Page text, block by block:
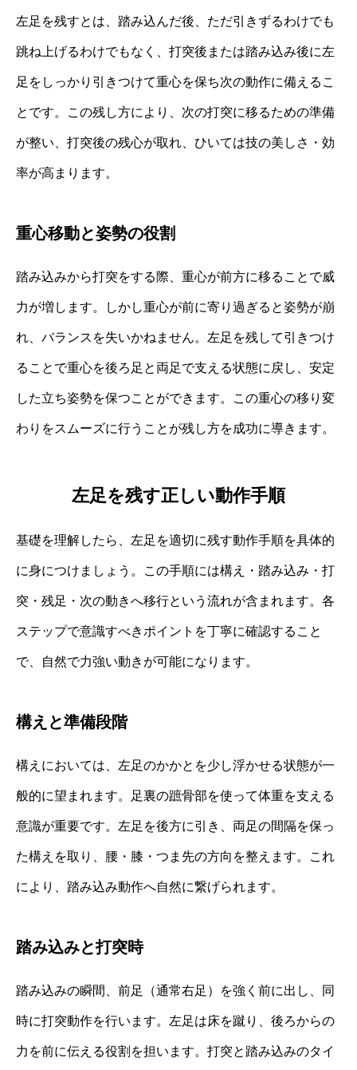
左足を残すとは、踏み込んだ後、ただ引きずるわけでも
跳ね上げるわけでもなく、打突後または踏み込み後に左
足をしっかり引きつけて重心を保ち次の動作に備えるこ
とです。この残し方により、次の打突に移るための準備
が整い、打突後の残心が取れ、ひいては技の美しさ・効
率が高まります。
重心移動と姿勢の役割
踏み込みから打突をする際、重心が前方に移ることで威
力が増します。しかし重心が前に寄り過ぎると姿勢が崩
れ、バランスを失いかねません。左足を残して引きつけ
ることで重心を後ろ足と両足で支える状態に戻し、安定
した立ち姿勢を保つことができます。この重心の移り変
わりをスムーズに行うことが残し方を成功に導きます。
左足を残す正しい動作手順
基礎を理解したら、左足を適切に残す動作手順を具体的
に身につけましょう。この手順には構え・踏み込み・打
突・残足・次の動きへ移行という流れが含まれます。各
ステップで意識すべきポイントを丁寧に確認すること
で、自然で力強い動きが可能になります。
構えと準備段階
構えにおいては、左足のかかとを少し浮かせる状態が一
般的に望まれます。足裏の蹠骨部を使って体重を支える
意識が重要です。左足を後方に引き、両足の間隔を保っ
た構えを取り、腰・膝・つま先の方向を整えます。これ
により、踏み込み動作へ自然に繋げられます。
踏み込みと打突時
踏み込みの瞬間、前足（通常右足）を強く前に出し、同
時に打突動作を行います。左足は床を蹴り、後ろからの
力を前に伝える役割を担います。打突と踏み込みのタイ